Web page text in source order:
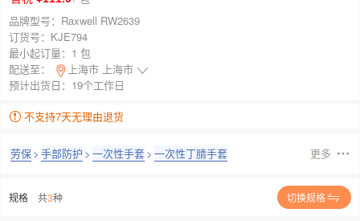
品牌型号： Raxwell RW2639
订货号： KJE794
最小起订量： 1 包
配送至：
上海市 上海市
预计出货日：19个工作日
不支持7天无理由退货
劳保> 手部防护 > 一次性手套> 一次性丁腈手套 更多
规格 共3种 切换规格